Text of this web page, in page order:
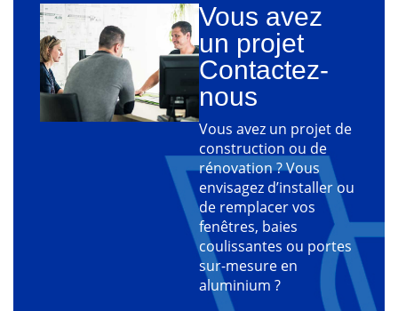
Vous avez
un projet
Contactez-
nous
Vous avez un projet de
construction ou de
rénovation ? Vous
envisagez d’installer ou
de remplacer vos
fenêtres, baies
coulissantes ou portes
sur-mesure en
aluminium ?